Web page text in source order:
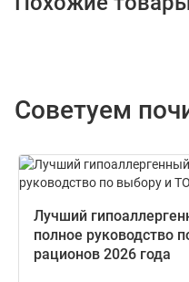
Советуем
Лучший
полное руководство
рационов 2026 года